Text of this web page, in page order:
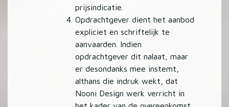
prijsindicatie.
Opdrachtgever dient het aanbod
expliciet en schriftelijk te
aanvaarden. Indien
opdrachtgever dit nalaat, maar
er desondanks mee instemt,
althans die indruk wekt, dat
Nooni Design werk verricht in